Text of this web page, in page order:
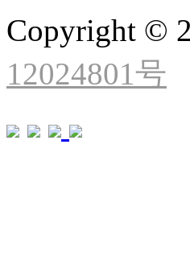
Copyright ©
12024801号